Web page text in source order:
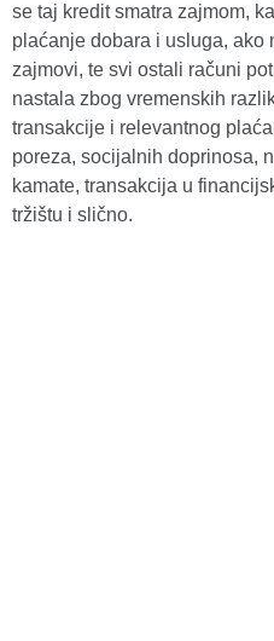
se taj kredit smatra zajmom,
plaćanje dobara i usluga, ako
zajmovi, te svi ostali računi
nastala zbog vremenskih
transakcije i relevantnog
poreza, socijalnih doprinosa,
kamate, transakcija u
tržištu i slično.